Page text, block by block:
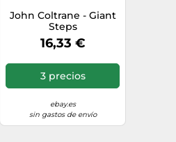
John Coltrane - Giant
Steps
16,33 €
3 precios
ebay.es
sin gastos de envío